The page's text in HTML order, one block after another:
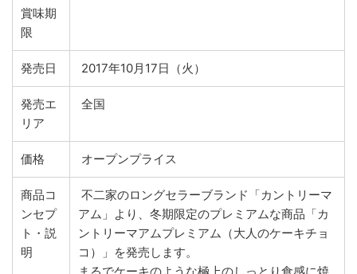
賞味期
限
発売日 2017年10月17日（火）
発売エ
リア
全国
価格 オープンプライス
商品コ
ンセプ
ト・説
明
不二家のロングセラーブランド「カントリーマ
アム」より、冬期限定のプレミアムな商品「カ
ントリーマアムプレミアム（大人のケーキチョ
コ）」を発売します。